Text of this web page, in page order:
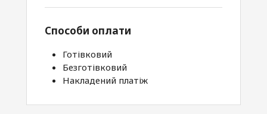
Способи оплати
Готівковий
Безготівковий
Накладений платіж